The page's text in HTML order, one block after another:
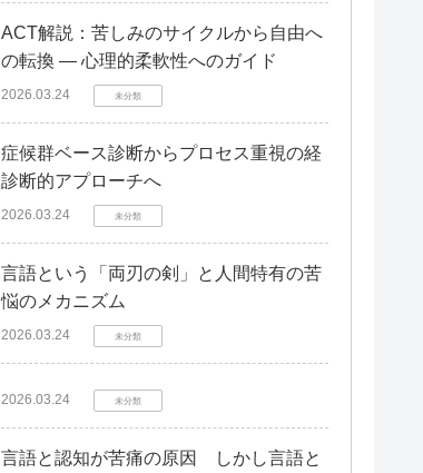
ACT解説：苦しみのサイクルから自由へ
の転換 — 心理的柔軟性へのガイド
2026.03.24 未分類
症候群ベース診断からプロセス重視の経
診断的アプローチへ
2026.03.24 未分類
言語という「両刃の剣」と人間特有の苦
悩のメカニズム
2026.03.24 未分類
2026.03.24 未分類
言語と認知が苦痛の原因 しかし言語と